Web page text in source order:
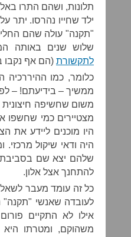
תלונות, ושהם התרו
ילד שחייו נהרסו. יתר
"תקנה" עולה שהם
שלוש שנים באותה
לתקשורת (הם אף נקבו
כלומר, כמו
ממשיך – בידיעתם! –
משום שחשיפה
מצטיירים כמי שחשפו
היו מוכנים ליידע
היה ודאי שיקול
שלהם יצא שם
להתחנך אצל אלון.
כל זה עומד מעבר
לעובדה שאנשי "תקנה"
אילו לא התקיים
משהוקם, ומטרתו